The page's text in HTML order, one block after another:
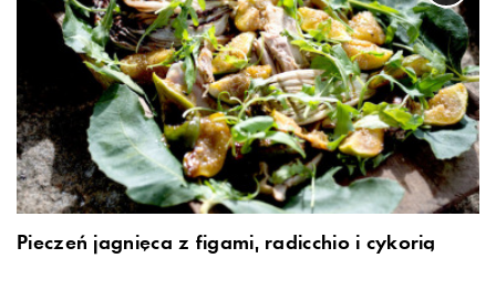
Pieczeń jagnięca z figami, radicchio i cykorią